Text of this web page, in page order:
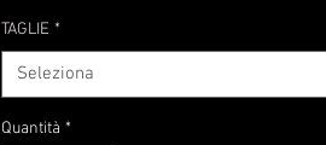
TAGLIE *
Seleziona
Quantità *